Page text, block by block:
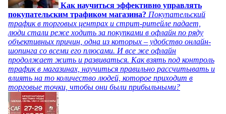
Как научиться эффективно управлять
покупательским трафиком магазина? Покупательский
трафик в торговых центрах и стрит-ритейле падает,
люди стали реже ходить за покупками в офлайн по ряду
объективных причин, одна из которых – удобство онлайн-
шопинга со всеми его плюсами. И все же офлайн
продолжает жить и развиваться. Как взять под контроль
трафик в магазинах, научиться правильно рассчитывать и
влиять на то количество людей, которое приходит в
торговые точки, чтобы они были прибыльными?